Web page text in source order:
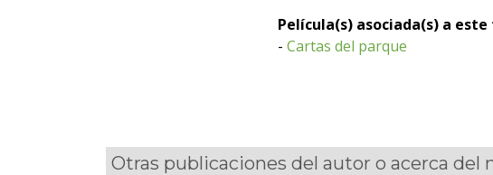
Película(s) asociada(s) a
- Cartas del parque
Otras publicaciones del autor o acerca del